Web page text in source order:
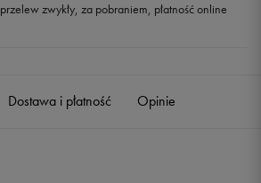
przelew zwykły, za pobraniem, płatność online
Dostawa i płatność Opinie